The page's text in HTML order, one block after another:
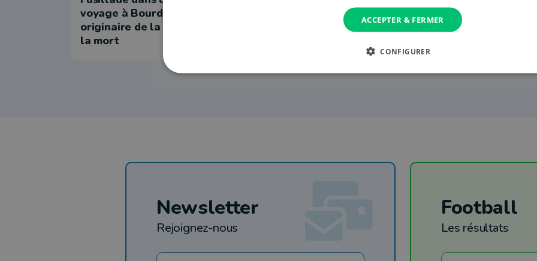
voyage à Bourdon : l’auteur,
originaire de la région, s’est donné
la mort
secours Luxembourg dépêchée en
renfort
Newsletter
Rejoignez-nous
Football
Les résultats
ACCEPTER & FERMER
CONFIGURER